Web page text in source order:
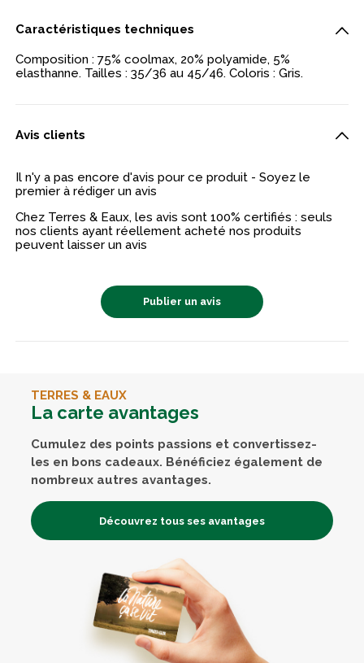
Caractéristiques techniques
Composition : 75% coolmax, 20% polyamide, 5%
elasthanne. Tailles : 35/36 au 45/46. Coloris : Gris.
Avis clients
Il n'y a pas encore d'avis pour ce produit - Soyez le
premier à rédiger un avis
Chez Terres & Eaux, les avis sont 100% certifiés : seuls
nos clients ayant réellement acheté nos produits
peuvent laisser un avis
Publier un avis
TERRES & EAUX
La carte avantages
Cumulez des points passions et convertissez-
les en bons cadeaux. Bénéficiez également de
nombreux autres avantages.
Découvrez tous ses avantages